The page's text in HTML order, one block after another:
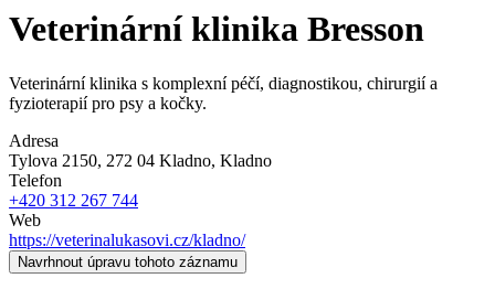
Veterinární klinika Bresson
Veterinární klinika s komplexní péčí, diagnostikou, chirurgií a
fyzioterapií pro psy a kočky.
Adresa
Tylova 2150, 272 04 Kladno, Kladno
Telefon
+420 312 267 744
Web
https://veterinalukasovi.cz/kladno/
Navrhnout úpravu tohoto záznamu